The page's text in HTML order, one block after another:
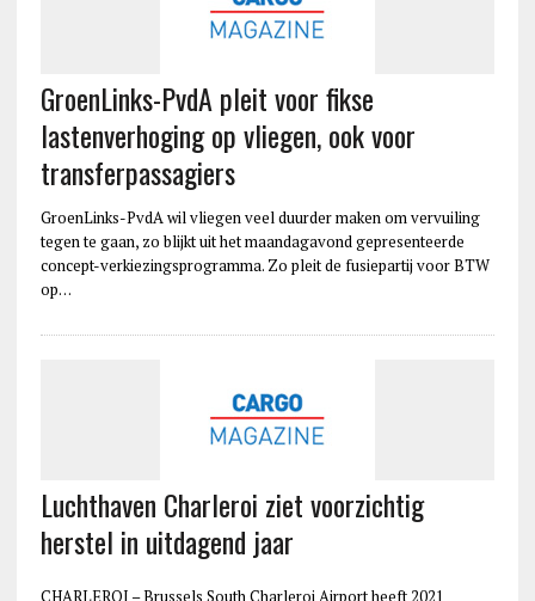
GroenLinks-PvdA pleit voor fikse
lastenverhoging op vliegen, ook voor
transferpassagiers
GroenLinks-PvdA wil vliegen veel duurder maken om vervuiling
tegen te gaan, zo blijkt uit het maandagavond gepresenteerde
concept-verkiezingsprogramma. Zo pleit de fusiepartij voor BTW
op…
Luchthaven Charleroi ziet voorzichtig
herstel in uitdagend jaar
CHARLEROI – Brussels South Charleroi Airport heeft 2021